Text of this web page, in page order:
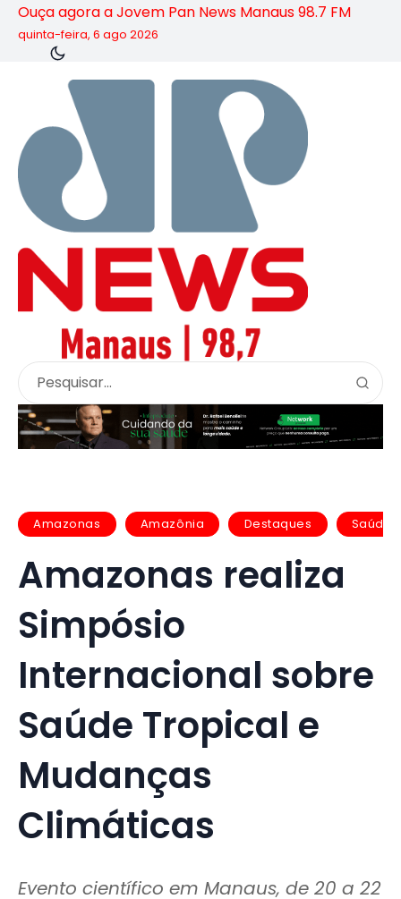
Ouça agora a Jovem Pan News Manaus 98.7 FM
quinta-feira, 6 ago 2026
Amazonas Amazônia Destaques Saúde
Amazonas realiza
Simpósio
Internacional sobre
Saúde Tropical e
Mudanças
Climáticas
Evento científico em Manaus, de 20 a 22